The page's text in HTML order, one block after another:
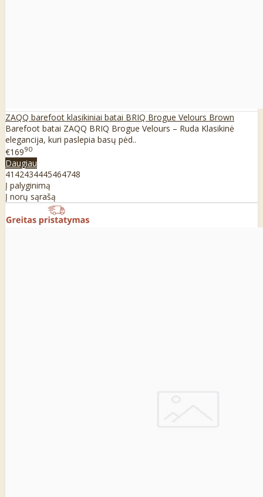
ZAQQ barefoot klasikiniai batai BRIQ Brogue Velours Brown
Barefoot batai ZAQQ BRIQ Brogue Velours – Ruda Klasikinė
elegancija, kuri paslepia basų pėd..
€16990
Daugiau
41 42434445464748
Į palyginimą
Į norų sąrašą